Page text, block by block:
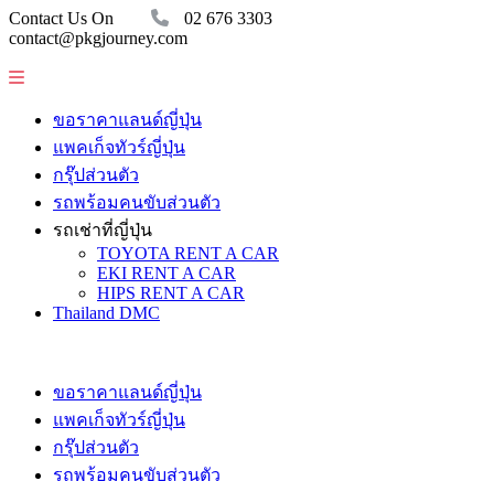
Contact Us On
02 676 3303
contact@pkgjourney.com
ขอราคาแลนด์ญี่ปุ่น
แพคเก็จทัวร์ญี่ปุ่น
กรุ๊ปส่วนตัว
รถพร้อมคนขับส่วนตัว
รถเช่าที่ญี่ปุ่น
TOYOTA RENT A CAR
EKI RENT A CAR
HIPS RENT A CAR
Thailand DMC
ขอราคาแลนด์ญี่ปุ่น
แพคเก็จทัวร์ญี่ปุ่น
กรุ๊ปส่วนตัว
รถพร้อมคนขับส่วนตัว